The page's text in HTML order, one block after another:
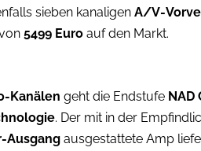
sieben kanaligenA/V-
5499 Euroauf den Markt.
Kanälen geht die Endstufe NAD
. Der mit in der
Ausgang ausgestattete Amp